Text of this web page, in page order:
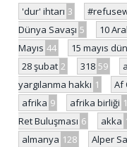
'dur' ihtarı 3
Dünya Savaşı 5 10
Mayıs 44 15 mayıs
28 şubat 2 318 59
yargılanma hakkı 1 Af
afrika 9 afrika birliği 1
Ret Buluşması 6 akka
almanya 128 Alper